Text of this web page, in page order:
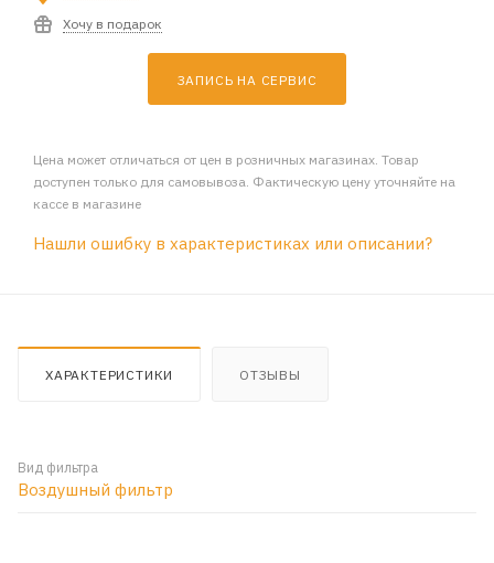
Хочу в подарок
ЗАПИСЬ НА СЕРВИС
Цена может отличаться от цен в розничных магазинах. Товар
доступен только для самовывоза. Фактическую цену уточняйте на
кассе в магазине
Нашли ошибку в характеристиках или описании?
ХАРАКТЕРИСТИКИ ОТЗЫВЫ
Вид фильтра
Воздушный фильтр